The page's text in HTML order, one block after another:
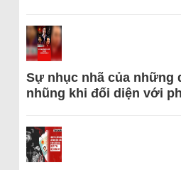
Sự nhục nhã của những
nhũng khi đối diện với